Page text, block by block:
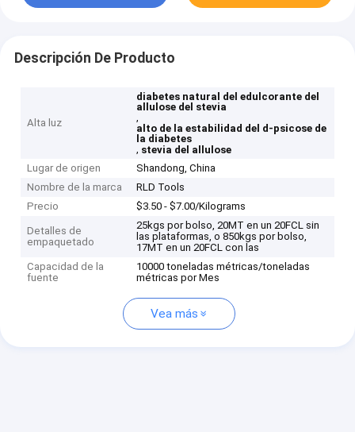
Descripción De Producto
Alta luz
diabetes natural del edulcorante del
allulose del stevia
,
alto de la estabilidad del d-psicose de
la diabetes
, stevia del allulose
Lugar de origen
Shandong, China
Nombre de la marca
RLD Tools
Precio
$3.50 - $7.00/Kilograms
Detalles de
empaquetado
25kgs por bolso, 20MT en un 20FCL sin
las plataformas, o 850kgs por bolso,
17MT en un 20FCL con las
Capacidad de la
fuente
10000 toneladas métricas/toneladas
métricas por Mes
Vea más